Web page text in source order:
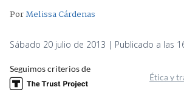
PorMelissa Cárdenas
Sábado 20 julio de 2013 | Publicado a las
Seguimos criterios de
Ética y